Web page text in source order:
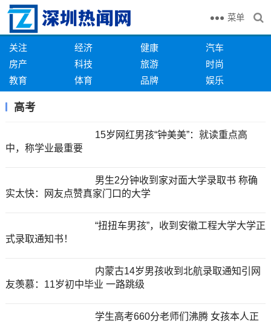
菜单
关注 经济 健康
汽车
房产
科技 旅游
时尚
教育
体育 品牌 娱乐
高考
15岁网红男孩“钟美美”：就读重点高
中，称学业最重要
男生2分钟收到家对面大学录取书 称确
实太快：网友点赞真家门口的大学
“扭扭车男孩”，收到安徽工程大学大学正
式录取通知书！
内蒙古14岁男孩收到北航录取通知引网
友羡慕：11岁初中毕业 一路跳级
学生高考660分老师们沸腾 女孩本人正